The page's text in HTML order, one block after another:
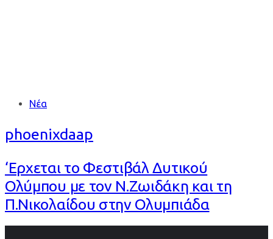
Tags Νέα
phoenixdaap
‘Ερχεται το Φεστιβάλ Δυτικού
Ολύμπου με τον Ν.Ζωιδάκη και τη
Π.Νικολαίδου στην Ολυμπιάδα